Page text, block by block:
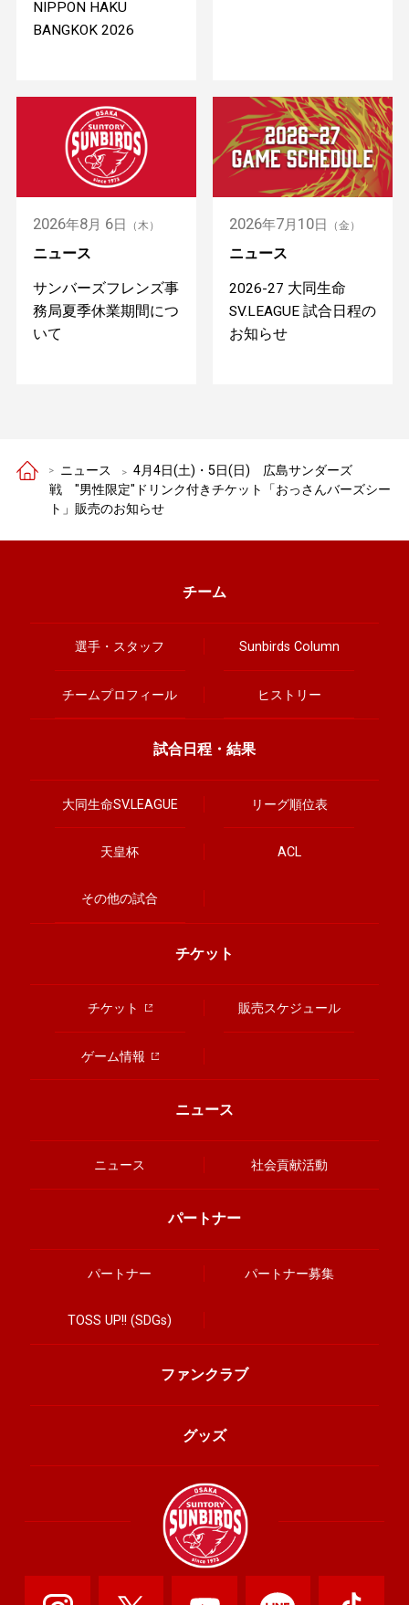
ニュース
4月4日(土)・5日(日) 広島サンダーズ
戦 "男性限定"ドリンク付きチケット「おっさんバーズシー
ト」販売のお知らせ
NIPPON HAKU
BANGKOK 2026
2026年8月 6日 （木）
ニュース
サンバーズフレンズ事
務局夏季休業期間につ
いて
2026年7月 10日 （金）
ニュース
2026-27 大同生命
SV.LEAGUE 試合日程の
お知らせ
チーム
選手・スタッフ Sunbirds Column
チームプロフィール ヒストリー
試合日程・結果
大同生命SV.LEAGUE リーグ順位表
天皇杯 ACL
その他の試合
チケット
チケット 販売スケジュール
ゲーム情報
ニュース
ニュース 社会貢献活動
パートナー
パートナー パートナー募集
TOSS UP!! (SDGs)
ファンクラブ
グッズ